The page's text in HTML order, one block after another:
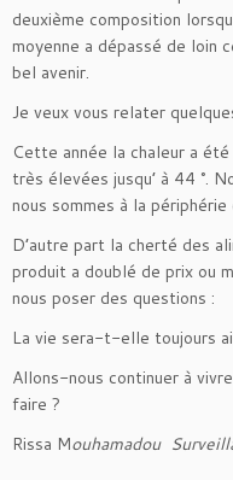
deuxième composition
moyenne a dépassé de loin
bel avenir.
Je veux vous relater
Cette année la chaleur a
très élevées jusqu’ à 44 °.
nous sommes à la
D’autre part la cherté des
produit a doublé de prix ou
nous poser des questions :
La vie sera-t-elle toujours
Allons-nous continuer à
faire ?
Rissa Mouhamadou